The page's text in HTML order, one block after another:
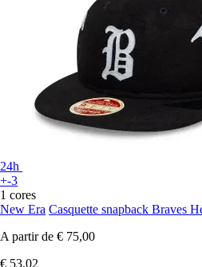
24h
+-3
1 cores
New Era Casquette snapback Braves
A partir de € 75,00
€ 53,02